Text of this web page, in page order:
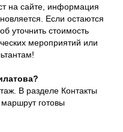
на сайте, информация
Если остаются
уточнить стоимость
мероприятий или
В разделе Контакты
маршрут готовы